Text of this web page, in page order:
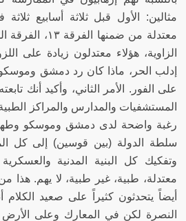
مثالين:
الأول قبل ثلاثة أسابيع
معتدلة من ضمنها
الزاوية، هؤلاء معتدلون زيادة على
إدلب الحر، ماذا كان رد دمشق
على الفور .
الأمر الثاني، وأكيد أنك
المستشفيات والمدارس والمراكز
رغبة واضحة لدى دمشق وموسكو
سلطة الدولة (بين قوسين)
إلى كل
وتفكيك كل البنية المدنية
معتدلة، طبية، غير طبية، لا يهم.هذا
أيضاً يتحدثون كثيراً على صعيد الكلام
النصرة لكن في المعارك وعلى